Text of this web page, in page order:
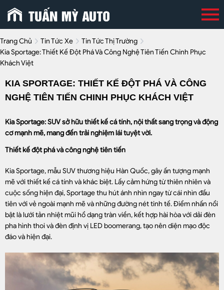
Trang Chủ Tin Tức Xe
Tin Tức Thị Trường
Kia Sportage: Thiết Kế Đột Phá Và Công Nghệ Tiên Tiến Chinh Phục
Khách Việt
KIA SPORTAGE: THIẾT KẾ ĐỘT PHÁ VÀ CÔNG
NGHỆ TIÊN TIẾN CHINH PHỤC KHÁCH VIỆT
Kia Sportage: SUV sở hữu thiết kế cá tính, nội thất sang trọng và động
cơ mạnh mẽ, mang đến trải nghiệm lái tuyệt vời.
Thiết kế đột phá và công nghệ tiên tiến
Kia Sportage, mẫu SUV thương hiệu Hàn Quốc, gây ấn tượng mạnh
mẽ với thiết kế cá tính và khác biệt. Lấy cảm hứng từ thiên nhiên và
cuộc sống hiện đại, Sportage thu hút ánh nhìn ngay từ cái nhìn đầu
tiên với vẻ ngoài mạnh mẽ và những đường nét tinh tế. Điểm nhấn nổi
bật là lưới tản nhiệt mũi hổ dạng tràn viền, kết hợp hài hòa với dải đèn
pha hình thoi và đèn định vị LED boomerang, tạo nên diện mạo độc
đáo và hiện đại.